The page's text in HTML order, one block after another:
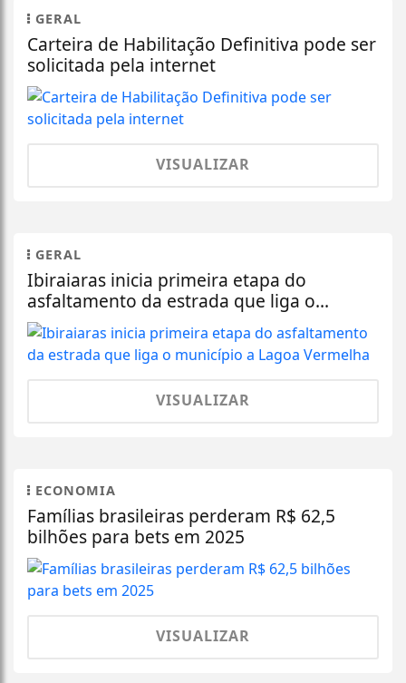
GERAL
Carteira de Habilitação Definitiva pode ser
solicitada pela internet
VISUALIZAR
GERAL
Ibiraiaras inicia primeira etapa do
asfaltamento da estrada que liga o...
VISUALIZAR
ECONOMIA
Famílias brasileiras perderam R$ 62,5
bilhões para bets em 2025
VISUALIZAR